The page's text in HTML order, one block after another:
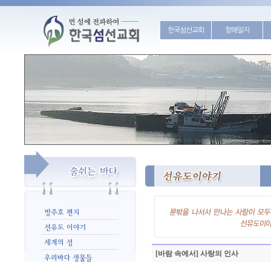
한국섬선교회 항해일지
[바람 속에서] 사랑의 인사